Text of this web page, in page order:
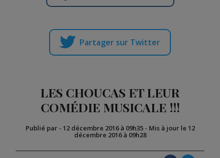
Partager sur Twitter
LES CHOUCAS ET LEUR
COMÉDIE MUSICALE !!!
Publié par - 12 décembre 2016 à 09h35- Mis à jour le 12
décembre 2016 à 09h28